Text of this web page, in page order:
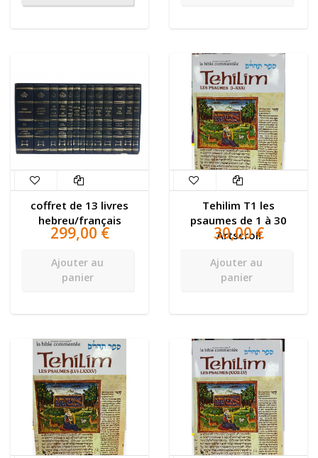
coffret de 13 livres
hebreu/français
299,00 €
Ajouter au
panier
Tehilim T1 les
psaumes de 1 à 30
Artscroll
30,00 €
Ajouter au
panier